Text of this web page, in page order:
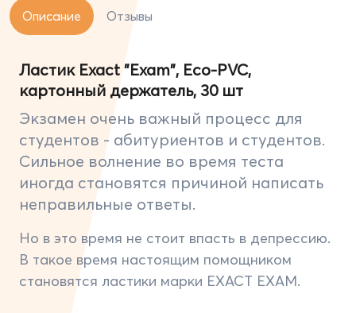
Описание Отзывы
Ластик Exact "Exam", Eco-PVC,
картонный держатель, 30 шт
Экзамен очень важный процесс для
студентов - абитуриентов и студентов.
Сильное волнение во время теста
иногда становятся причиной написать
неправильные ответы.
Но в это время не стоит впасть в депрессию.
В такое время настоящим помощником
становятся ластики марки EXACT EXAM.